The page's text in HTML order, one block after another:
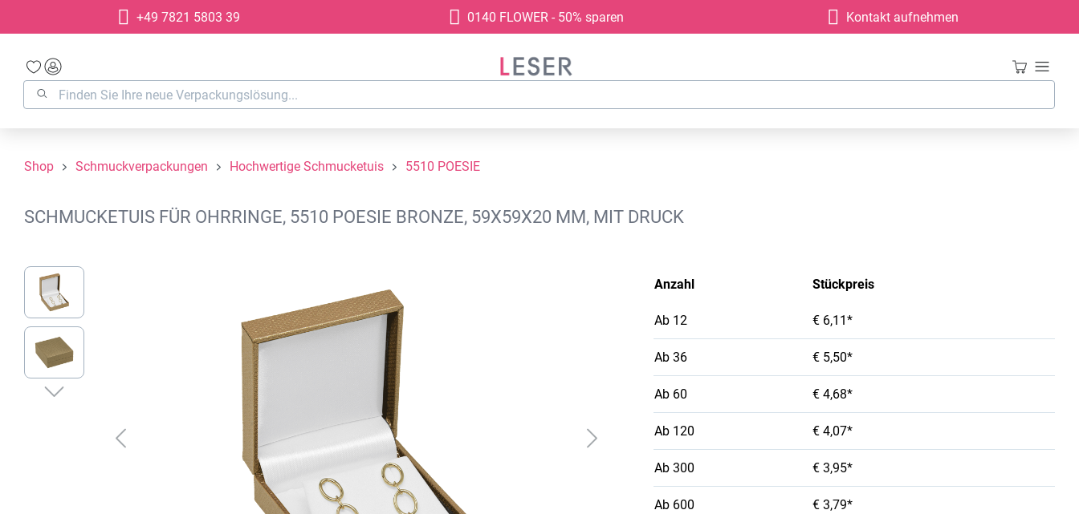
Zur Hauptnavigation springen
+49 7821 5803 39 0140 FLOWER - 50% sparen Kontakt aufnehmen
Shop Schmuckverpackungen Hochwertige Schmucketuis 5510 POESIE
SCHMUCKETUIS FÜR OHRRINGE, 5510 POESIE BRONZE, 59X59X20 MM, MIT DRUCK
Bildergalerie überspringen
Anzahl Stückpreis
Ab 12 € 6,11*
Ab 36 € 5,50*
Ab 60 € 4,68*
Ab 120 € 4,07*
Ab 300 € 3,95*
Ab 600 € 3,79*